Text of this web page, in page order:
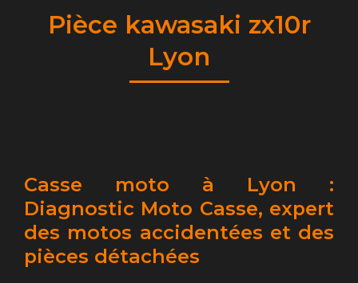
Pièce kawasaki zx10r
Lyon
Casse moto à Lyon :
Diagnostic Moto Casse, expert
des motos accidentées et des
pièces détachées